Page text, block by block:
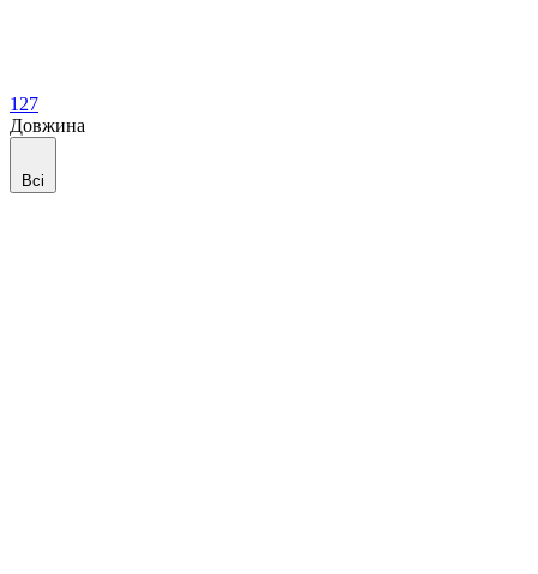
127
Довжина
Всі